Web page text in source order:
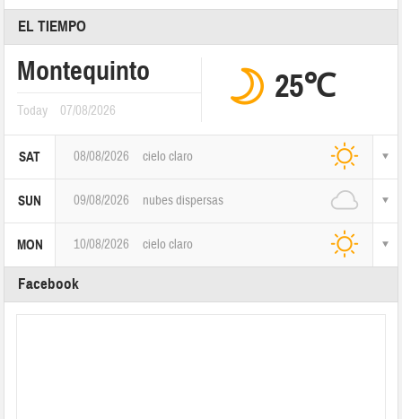
EL TIEMPO
Montequinto
Today 07/08/2026
25℃
SAT 08/08/2026 cielo claro
SUN 09/08/2026 nubes dispersas
MON 10/08/2026 cielo claro
Facebook